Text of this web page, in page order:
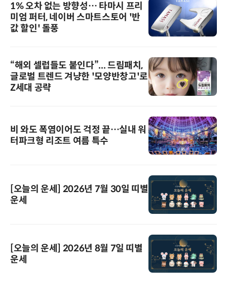
1% 오차 없는 방향성… 타마시 프리
미엄 퍼터, 네이버 스마트스토어 '반
값 할인' 돌풍
“해외 셀럽들도 붙인다”... 드림패치,
글로벌 트렌드 겨냥한 '모양반창고'로
Z세대 공략
비 와도 폭염이어도 걱정 끝…실내 워
터파크형 리조트 여름 특수
[오늘의 운세] 2026년 7월 30일 띠별
운세
[오늘의 운세] 2026년 8월 7일 띠별
운세